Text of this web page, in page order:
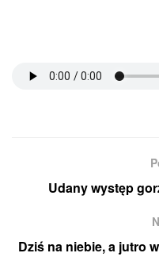
Udany występ
Dziś na niebie, a jutro